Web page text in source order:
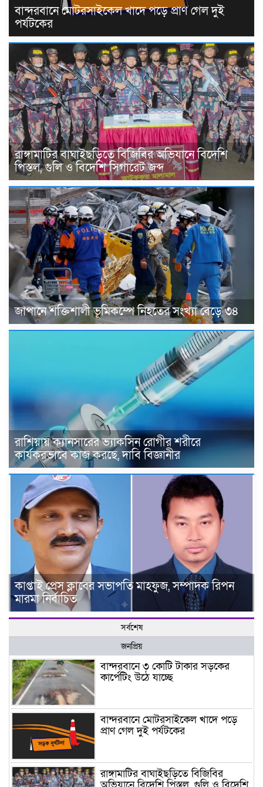
বান্দরবানে মোটরসাইকেল খাদে পড়ে প্রাণ গেল দুই
পর্যটকের
রাঙ্গামাটির বাঘাইছড়িতে বিজিবির অভিযানে বিদেশি
পিস্তল, গুলি ও বিদেশি সিগারেট জব্দ
জাপানে শক্তিশালী ভূমিকম্পে নিহতের সংখ্যা বেড়ে ৩৪
রাশিয়ায় ক্যানসারের ভ্যাকসিন রোগীর শরীরে
কার্যকরভাবে কাজ করছে, দাবি বিজ্ঞানীর
কাপ্তাই প্রেস ক্লাবের সভাপতি মাহফুজ, সম্পাদক রিপন
মারমা নির্বাচিত
সর্বশেষ
জনপ্রিয়
বান্দরবানে ৩ কোটি টাকার সড়কের
কার্পেটিং উঠে যাচ্ছে
বান্দরবানে মোটরসাইকেল খাদে পড়ে
প্রাণ গেল দুই পর্যটকের
রাঙ্গামাটির বাঘাইছড়িতে বিজিবির